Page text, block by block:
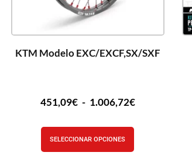
KTM Modelo EXC/EXCF,SX/SXF
451,09€ - 1.006,72€
SELECCIONAR OPCIONES